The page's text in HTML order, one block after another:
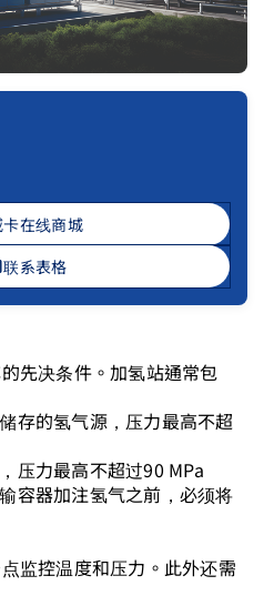
卡在线商城
联系表格
先决条件。加氢站通常包
存的氢气源，压力最高不超
压力最高不超过90 MPa
容器加注氢气之前，必须将
监控温度和压力。此外还需